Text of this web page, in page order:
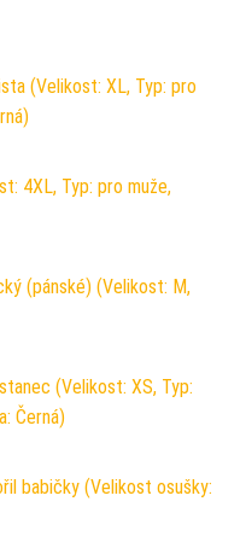
(Velikost: XL, Typ: pro
4XL, Typ: pro muže,
(pánské) (Velikost: M,
(Velikost: XS, Typ:
Černá)
babičky (Velikost osušky: